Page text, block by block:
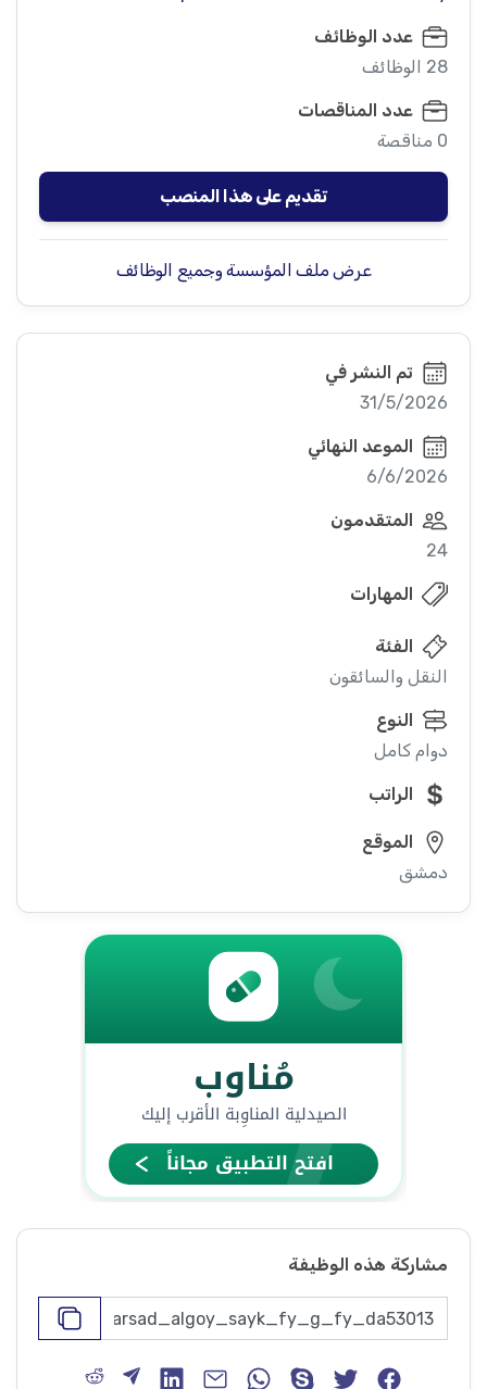
عدد الوظائف
28 الوظائف
عدد المناقصات
0 مناقصة
تقديم على هذا المنصب
عرض ملف المؤسسة وجميع الوظائف
تم النشر في
31/5/2026
الموعد النهائي
6/6/2026
المتقدمون
24
المهارات
الفئة
النقل والسائقون
النوع
دوام كامل
الراتب
الموقع
دمشق
مشاركة هذه الوظيفة